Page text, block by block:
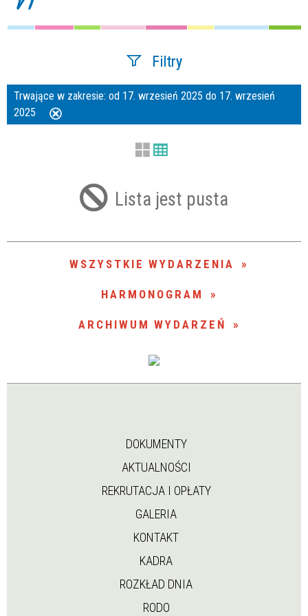
Filtry
Szukana fraza
Trwające w zakresie
—
Trwające w zakresie: od 17. wrzesień 2025 do 17. wrzesień
2025
Lista jest pusta
WSZYSTKIE WYDARZENIA
HARMONOGRAM
ARCHIWUM WYDARZEŃ
DOKUMENTY
AKTUALNOŚCI
REKRUTACJA I OPŁATY
GALERIA
KONTAKT
KADRA
ROZKŁAD DNIA
RODO